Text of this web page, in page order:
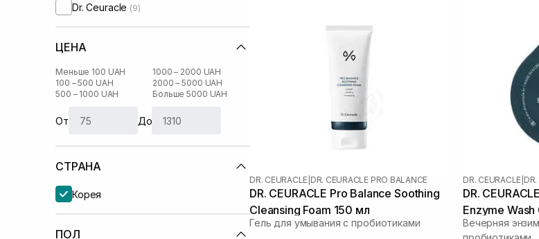
Dr. Ceuracle (9)
ЦЕНА
Меньше 100 UAH
100 – 500 UAH
500 – 1000 UAH
1000 – 2000 UAH
2000 – 5000 UAH
Больше 5000 UAH
От До
СТРАНА
Корея
ПОЛ
DR. CEURACLE DR. CEURACLE PRO BALANCE
DR. CEURACLE Pro Balance Soothing
Cleansing Foam 150 мл
Гель для умывания с пробиотиками
DR. CEURACLE
DR.
Enzyme Wash
Вечерняя